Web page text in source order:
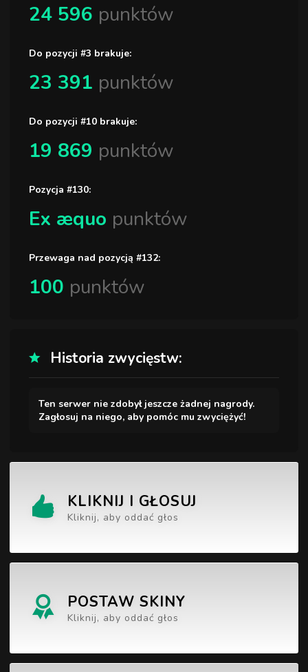
24 596 punktów
Do pozycji #3 brakuje:
23 391 punktów
Do pozycji #10 brakuje:
19 869 punktów
Pozycja #130:
Ex æquo punktów
Przewaga nad pozycją #132:
100 punktów
Historia zwycięstw:
Ten serwer nie zdobył jeszcze żadnej nagrody.
Zagłosuj na niego, aby pomóc mu zwyciężyć!
KLIKNIJ I GŁOSUJ
Kliknij, aby oddać głos
POSTAW SKINY
Kliknij, aby oddać głos